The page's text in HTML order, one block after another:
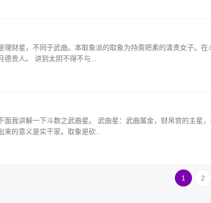
财星，不同于武曲。本取象派的取象为持斋把素的清贵女子。在
贵人。 讲到太阴不得不与...
我讲解一下斗数之武曲星。 武曲星：武曲属金，财帛宫的主星
的意义是实干家。取象是砍...
1 2